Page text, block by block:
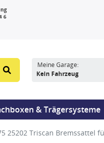
6
Meine Garage:
Kein Fahrzeug
& Trägersysteme
25202 Triscan Bremssattel